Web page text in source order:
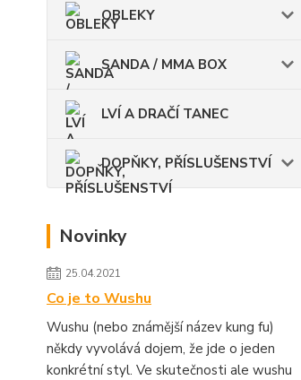
OBLEKY
SANDA / MMA BOX
LVÍ A DRAČÍ TANEC
DOPŇKY, PŘÍSLUŠENSTVÍ
Novinky
25.04.2021
Co je to Wushu
Wushu (nebo známější název kung fu)
někdy vyvolává dojem, že jde o jeden
konkrétní styl. Ve skutečnosti ale wushu